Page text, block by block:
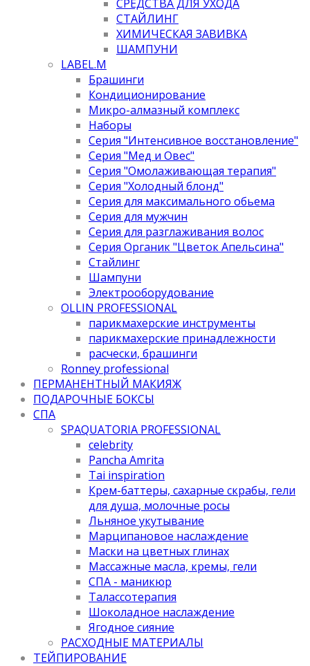
СРЕДСТВА ДЛЯ УХОДА
СТАЙЛИНГ
ХИМИЧЕСКАЯ ЗАВИВКА
ШАМПУНИ
LABEL.M
Брашинги
Кондиционирование
Микро-алмазный комплекс
Наборы
Серия "Интенсивное восстановление"
Серия "Мед и Овес"
Серия "Омолаживающая терапия"
Серия "Холодный блонд"
Серия для максимального обьема
Серия для мужчин
Серия для разглаживания волос
Серия Органик "Цветок Апельсина"
Стайлинг
Шампуни
Электрооборудование
OLLIN PROFESSIONAL
парикмахерские инструменты
парикмахерские принадлежности
расчески, брашинги
Ronney professional
ПЕРМАНЕНТНЫЙ МАКИЯЖ
ПОДАРОЧНЫЕ БОКСЫ
СПА
SPAQUATORIA PROFESSIONAL
celebrity
Pancha Amrita
Tai inspiration
Крем-баттеры, сахарные скрабы, гели
для душа, молочные росы
Льняное укутывание
Марципановое наслаждение
Маски на цветных глинах
Массажные масла, кремы, гели
СПА - маникюр
Талассотерапия
Шоколадное наслаждение
Ягодное сияние
РАСХОДНЫЕ МАТЕРИАЛЫ
ТЕЙПИРОВАНИЕ